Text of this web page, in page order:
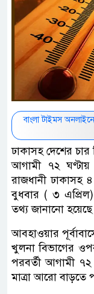
বাংলা টাইমস
ঢাকাসহ দেশের চার
আগামী ৭২
রাজধানী ঢাকাসহ ৪
বুধবার ( ৩
তথ্য জানানো
আবহাওয়ার
খুলনা বিভাগের
পরবর্তী আগামী ৭২
মাত্রা আরো বাড়তে